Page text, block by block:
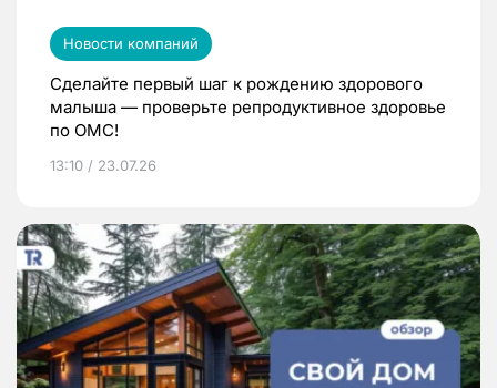
Новости компаний
Сделайте первый шаг к рождению здорового
малыша — проверьте репродуктивное здоровье
по ОМС!
13:10 / 23.07.26